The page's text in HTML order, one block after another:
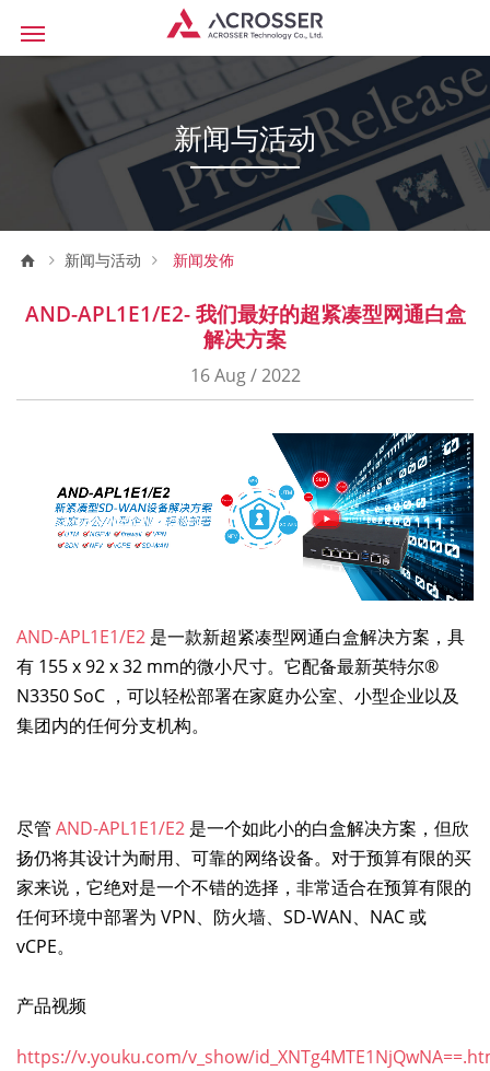
新闻与活动
新闻与活动 新闻发佈
AND-APL1E1/E2- 我们最好的超紧凑型网通白盒
解决方案
16 Aug / 2022
AND-APL1E1/E2 是一款新超紧凑型网通白盒解决方案，具
有 155 x 92 x 32 mm的微小尺寸。它配备最新英特尔®
N3350 SoC ，可以轻松部署在家庭办公室、小型企业以及
集团内的任何分支机构。
尽管 AND-APL1E1/E2 是一个如此小的白盒解决方案，但欣
扬仍将其设计为耐用、可靠的网络设备。对于预算有限的买
家来说，它绝对是一个不错的选择，非常适合在预算有限的
任何环境中部署为 VPN、防火墙、SD-WAN、NAC 或
vCPE。
产品视频
https://v.youku.com/v_show/